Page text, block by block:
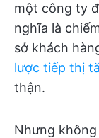
một công ty
nghĩa là
sở khách
lược tiếp thị
thận.
Nhưng